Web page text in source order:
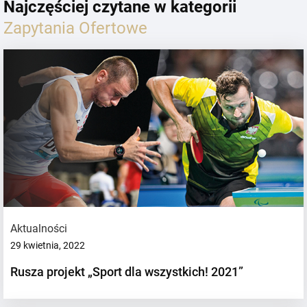
Najczęściej czytane w kategorii
Zapytania Ofertowe
Aktualności
29 kwietnia, 2022
Rusza projekt „Sport dla wszystkich! 2021”